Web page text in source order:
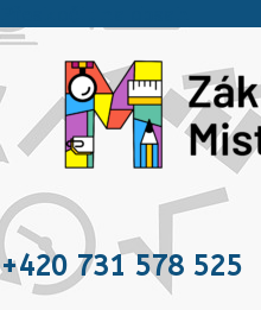
+420 731 578 525